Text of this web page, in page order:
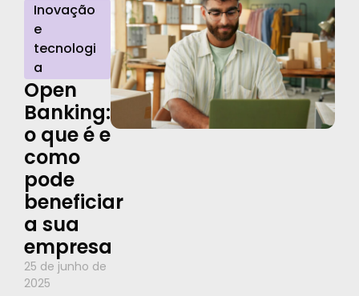
Inovação
e
tecnologi
a
Open
Banking:
o que é e
como
pode
beneficiar
a sua
empresa
25 de junho de
2025